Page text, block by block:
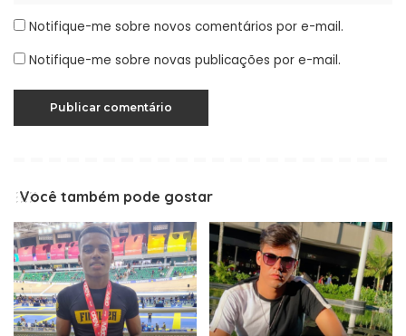
Notifique-me sobre novos comentários por e-mail.
Notifique-me sobre novas publicações por e-mail.
Você também pode gostar